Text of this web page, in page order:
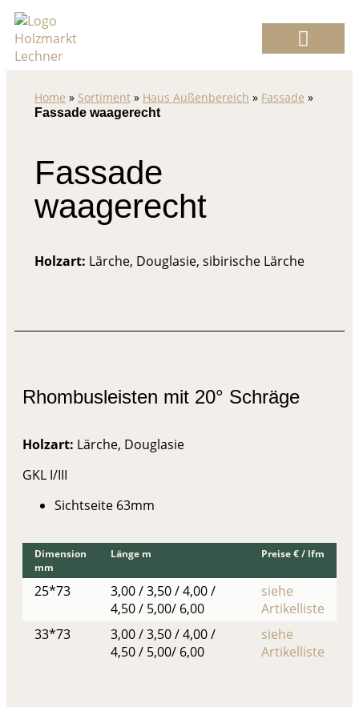
Home » Sortiment » Haus Außenbereich » Fassade »
Fassade waagerecht
Fassade
waagerecht
Holzart: Lärche, Douglasie, sibirische Lärche
Rhombusleisten mit 20° Schräge
Holzart: Lärche, Douglasie
GKL I/III
Sichtseite 63mm
Dimension
mm
Länge m Preise € / lfm
25*73
3,00 / 3,50 / 4,00 /
4,50 / 5,00/ 6,00
siehe
Artikelliste
33*73
3,00 / 3,50 / 4,00 /
4,50 / 5,00/ 6,00
siehe
Artikelliste